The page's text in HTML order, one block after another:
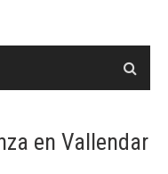
en Vallendar